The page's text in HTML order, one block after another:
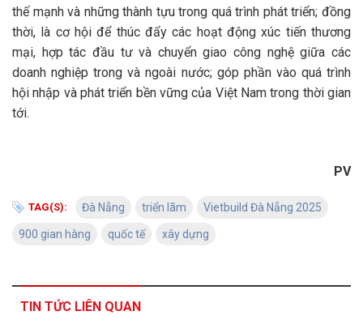
thế mạnh và những thành tựu trong quá trình phát triển; đồng
thời, là cơ hội để thúc đẩy các hoạt động xúc tiến thương
mại, hợp tác đầu tư và chuyển giao công nghệ giữa các
doanh nghiệp trong và ngoài nước; góp phần vào quá trình
hội nhập và phát triển bền vững của Việt Nam trong thời gian
tới.
PV
TAG(S): Đà Nẵng triển lãm Vietbuild Đà Nẵng 2025
900 gian hàng quốc tế xây dựng
TIN TỨC LIÊN QUAN